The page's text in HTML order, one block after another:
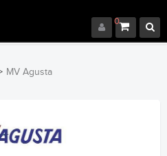
0
MV Agusta